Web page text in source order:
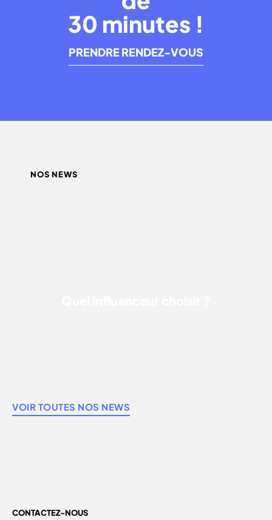
30 minutes !
PRENDRE RENDEZ-VOUS
NOS NEWS
VOIR TOUTES NOS NEWS
CONTACTEZ-NOUS